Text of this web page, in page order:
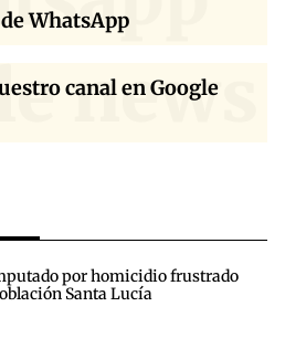
WhatsApp
news
canal en Google
por homicidio frustrado
Santa Lucía